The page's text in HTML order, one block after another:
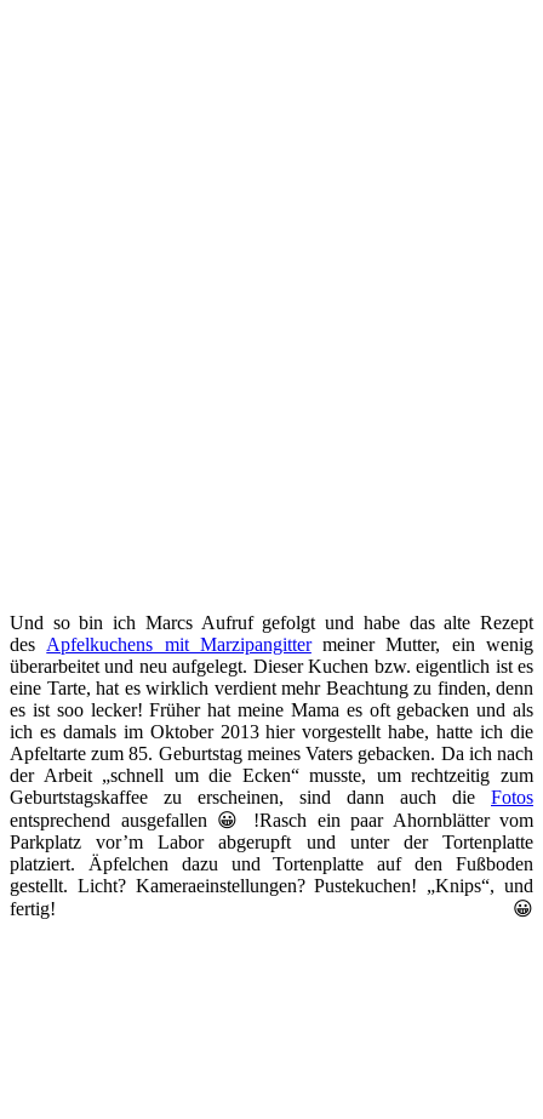
Und so bin ich Marcs Aufruf gefolgt und habe das alte Rezept
des Apfelkuchens mit Marzipangittermeiner Mutter, ein wenig
überarbeitet und neu aufgelegt. Dieser Kuchen bzw. eigentlich ist es
eine Tarte, hat es wirklich verdient mehr Beachtung zu finden, denn
es ist soo lecker! Früher hat meine Mama es oft gebacken und als
ich es damals im Oktober 2013 hier vorgestellt habe, hatte ich die
Apfeltarte zum 85. Geburtstag meines Vaters gebacken. Da ich nach
der Arbeit „schnell um die Ecken“ musste, um rechtzeitig zum
Geburtstagskaffee zu erscheinen, sind dann auch die Fotos
entsprechend ausgefallen 😀 !Rasch ein paar Ahornblätter vom
Parkplatz vor’m Labor abgerupft und unter der Tortenplatte
platziert. Äpfelchen dazu und Tortenplatte auf den Fußboden
gestellt. Licht? Kameraeinstellungen? Pustekuchen! „Knips“, und
fertig! 😀